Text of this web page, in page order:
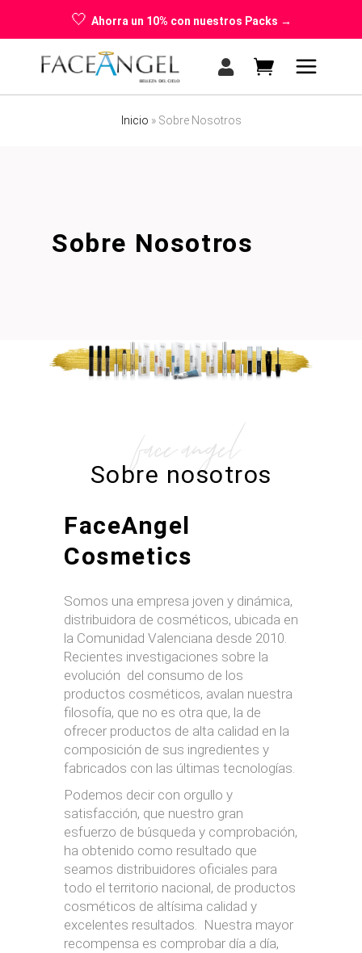
🤍 Ahorra un 10% con nuestros Packs →
Inicio » Sobre Nosotros
Sobre Nosotros
face angel
Sobre nosotros
FaceAngel
Cosmetics
Somos una empresa joven y dinámica,
distribuidora de cosméticos, ubicada en
la Comunidad Valenciana desde 2010.
Recientes investigaciones sobre la
evolución del consumo de los
productos cosméticos, avalan nuestra
filosofía, que no es otra que, la de
ofrecer productos de alta calidad en la
composición de sus ingredientes y
fabricados con las últimas tecnologías.
Podemos decir con orgullo y
satisfacción, que nuestro gran
esfuerzo de búsqueda y comprobación,
ha obtenido como resultado que
seamos distribuidores oficiales para
todo el territorio nacional, de productos
cosméticos de altísima calidad y
excelentes resultados. Nuestra mayor
recompensa es comprobar día a día,